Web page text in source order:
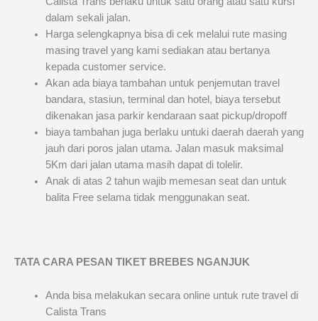
dalam sekali jalan.
Harga selengkapnya bisa di cek melalui rute masing
masing travel yang kami sediakan atau bertanya
kepada customer service.
Akan ada biaya tambahan untuk penjemutan travel
bandara, stasiun, terminal dan hotel, biaya tersebut
dikenakan jasa parkir kendaraan saat pickup/dropoff
biaya tambahan juga berlaku untuki daerah daerah yang
jauh dari poros jalan utama. Jalan masuk maksimal
5Km dari jalan utama masih dapat di tolelir.
Anak di atas 2 tahun wajib memesan seat dan untuk
balita Free selama tidak menggunakan seat.
TATA CARA PESAN TIKET BREBES NGANJUK
Anda bisa melakukan secara online untuk rute travel di
Calista Trans